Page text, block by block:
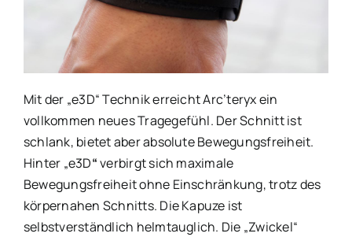
Mit der „e3D“ Technik erreicht Arc’teryx ein
vollkommen neues Tragegefühl. Der Schnitt ist
schlank, bietet aber absolute Bewegungsfreiheit.
Hinter „e3D“verbirgt sich maximale
Bewegungsfreiheit ohne Einschränkung, trotz des
körpernahen Schnitts. Die Kapuze ist
selbstverständlich helmtauglich. Die „Zwickel“